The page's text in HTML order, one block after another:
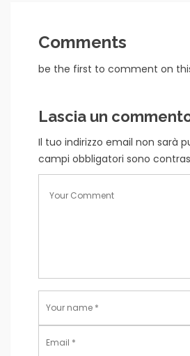
Comments
be the first to comment on
Lascia un
Il tuo indirizzo email non sarà
campi obbligatori sono